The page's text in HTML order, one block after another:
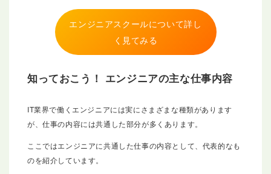
エンジニアスクールについて詳し
く見てみる
知っておこう！ エンジニアの主な仕事内容
IT業界で働くエンジニアには実にさまざまな種類があります
が、仕事の内容には共通した部分が多くあります。
ここではエンジニアに共通した仕事の内容として、代表的なも
のを紹介しています。